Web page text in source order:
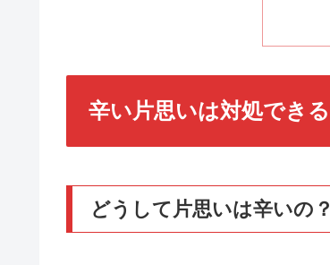
辛い片思いは対処できる
どうして片思いは辛いの？